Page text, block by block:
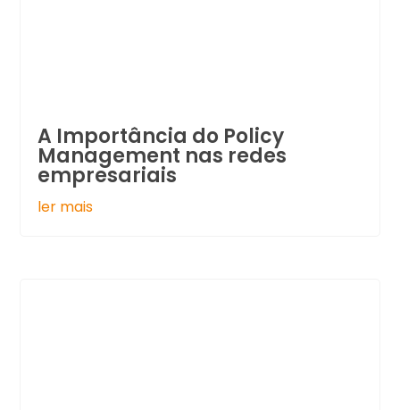
A Importância do Policy
Management nas redes
empresariais
ler mais